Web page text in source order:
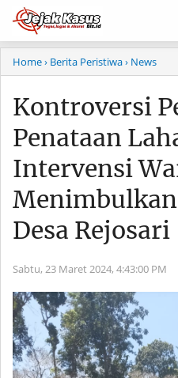
Home› Berita Peristiwa› News
Kontroversi
Penataan
Intervensi
Desa Rejosari
Sabtu, 23 Maret 2024, 4:43:00 PM